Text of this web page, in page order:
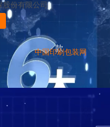
股份有限公司
款
中国印刷包装网